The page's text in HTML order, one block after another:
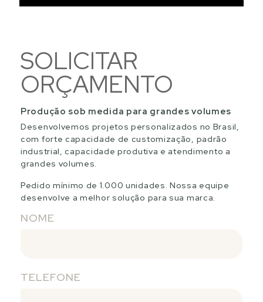
SOLICITAR
ORÇAMENTO
Produção sob medida para grandes volumes
Desenvolvemos projetos personalizados no Brasil,
com forte capacidade de customização, padrão
industrial, capacidade produtiva e atendimento a
grandes volumes.
Pedido mínimo de 1.000 unidades. Nossa equipe
desenvolve a melhor solução para sua marca.
NOME
TELEFONE